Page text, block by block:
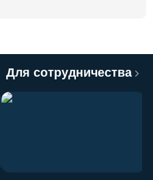
Для сотрудничества